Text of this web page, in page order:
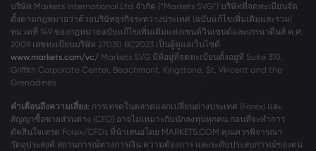
บริษัท Markets International Ltd จำกัด (“Markets SVG”) บริษัทที่จดทะเบียนจัด
ตั้งตามกฎหมายว่าด้วยบริษัทธุรกิจระหว่างประเทศ (ฉบับแก้ไขเพิ่มเติมและรวม)
หมวดที่ 149 ของกฎหมายฉบับแก้ไขเพิ่มเติมแห่งเซนต์วินเซนต์และเกรนาดีนส์ ค.ศ.
2009 เลขทะเบียนบริษัท 27030 BC2023 เป็นผู้ดูแลเว็บไซต์
www.markets.com/vc/ Markets SVG มีที่อยู่ที่จดทะเบียนตั้งอยู่ที่ Suite 310,
Griffith Corporate Center, Beachmont, Kingstone, St. Vincent and the
Grenadines
คำเตือนถึงความเสี่ยง: การเทรดในตลาดแลกเปลี่ยนต่างประเทศ (Forex) และ
สัญญาซื้อขายส่วนต่าง (CFD) อาจไม่เหมาะกับนักลงทุนทุกคน ก่อนที่จะทำการ
ตัดสินใจเทรด Forex/CFDs ที่นำเสนอโดย MARKETS.COM คุณควรพิจารณา
วัตถุประสงค์ สถานการณ์ทางการเงิน ความต้องการ และระดับประสบการณ์ของตน